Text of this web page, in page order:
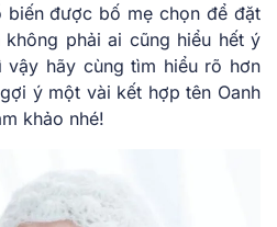
biến được bố mẹ chọn để đặt
phải ai cũng hiểu hết ý
vậy hãy cùng tìm hiểu rõ hơn
ý một vài kết hợp tên Oanh
khảo nhé!